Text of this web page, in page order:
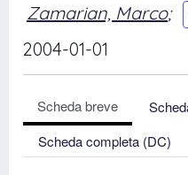
Zamarian, Marco;
2004-01-01
Scheda breve
Scheda completa (DC)